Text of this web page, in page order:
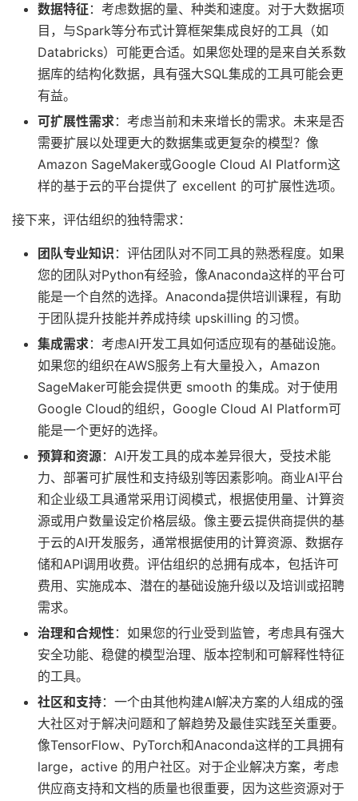
数据特征 ：考虑数据的量、种类和速度。对于大数据项
目，与Spark等分布式计算框架集成良好的工具（如
Databricks）可能更合适。如果您处理的是来自关系数
据库的结构化数据，具有强大SQL集成的工具可能会更
有益。
可扩展性需求：考虑当前和未来增长的需求。未来是否
需要扩展以处理更大的数据集或更复杂的模型？像
Amazon SageMaker或Google Cloud AI Platform这
样的基于云的平台提供了 excellent 的可扩展性选项。
接下来，评估组织的独特需求：
团队专业知识 ：评估团队对不同工具的熟悉程度。如果
您的团队对Python有经验，像Anaconda这样的平台可
能是一个自然的选择。Anaconda提供培训课程，有助
于团队提升技能并养成持续 upskilling 的习惯。
集成需求：考虑AI开发工具如何适应现有的基础设施。
如果您的组织在AWS服务上有大量投入，Amazon
SageMaker可能会提供更 smooth 的集成。对于使用
Google Cloud的组织，Google Cloud AI Platform可
能是一个更好的选择。
预算和资源：AI开发工具的成本差异很大，受技术能
力、部署可扩展性和支持级别等因素影响。商业AI平台
和企业级工具通常采用订阅模式，根据使用量、计算资
源或用户数量设定价格层级。像主要云提供商提供的基
于云的AI开发服务，通常根据使用的计算资源、数据存
储和API调用收费。评估组织的总拥有成本，包括许可
费用、实施成本、潜在的基础设施升级以及培训或招聘
需求。
治理和合规性：如果您的行业受到监管，考虑具有强大
安全功能、稳健的模型治理、版本控制和可解释性特征
的工具。
社区和支持：一个由其他构建AI解决方案的人组成的强
大社区对于解决问题和了解趋势及最佳实践至关重要。
像TensorFlow、PyTorch和Anaconda这样的工具拥有
large，active 的用户社区。对于企业解决方案，考虑
供应商支持和文档的质量也很重要，因为这些资源对于